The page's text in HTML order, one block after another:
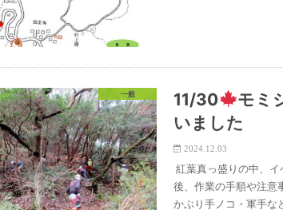
一般 11/30 モミ
いました
2024.12.03
紅葉真っ盛りの中、
後、作業の手順や注意
かぶり手ノコ・軍手な